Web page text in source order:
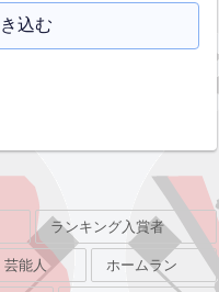
込む
ランキング入賞者
芸能人 ホームラン